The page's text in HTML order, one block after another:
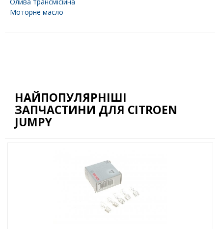
Моторне масло
НАЙПОПУЛЯРНІШІ
ЗАПЧАСТИНИ ДЛЯ CITROEN
JUMPY